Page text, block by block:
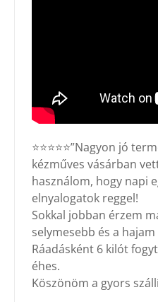
⭐⭐⭐⭐⭐”Nagyon jó
kézműves vásárban
használom, hogy napi
elnyalogatok reggel!
Sokkal jobban érzem
selymesebb és a
Ráadásként 6 kilót
éhes.
Köszönöm a gyors